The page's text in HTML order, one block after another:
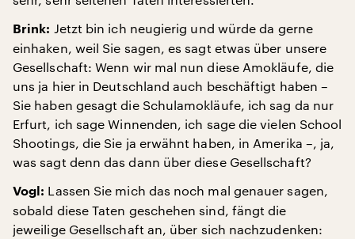
Brink: Jetzt bin ich neugierig und würde da gerne
einhaken, weil Sie sagen, es sagt etwas über unsere
Gesellschaft: Wenn wir mal nun diese Amokläufe, die
uns ja hier in Deutschland auch beschäftigt haben –
Sie haben gesagt die Schulamokläufe, ich sag da nur
Erfurt, ich sage Winnenden, ich sage die vielen School
Shootings, die Sie ja erwähnt haben, in Amerika –, ja,
was sagt denn das dann über diese Gesellschaft?
Vogl: Lassen Sie mich das noch mal genauer sagen,
sobald diese Taten geschehen sind, fängt die
jeweilige Gesellschaft an, über sich nachzudenken: